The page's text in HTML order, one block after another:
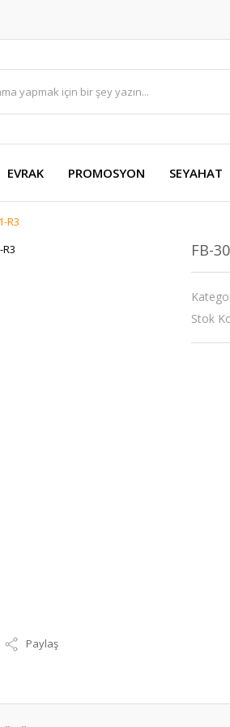
EVRAK PROMOSYON SEYAHAT
R3
Paylaş
FB-
Stok